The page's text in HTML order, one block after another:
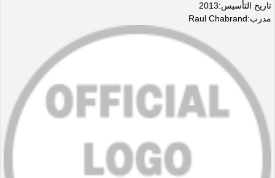
تاريخ التأسيس:2013
مدرب:Raul Chabrand